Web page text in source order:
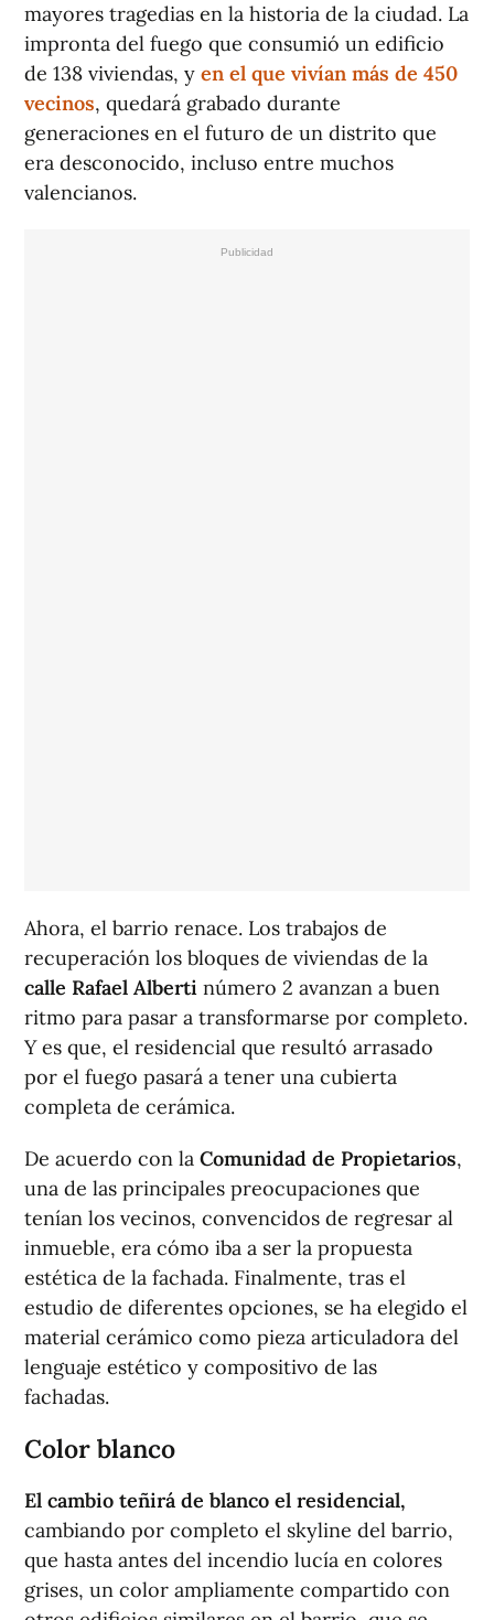
mayores tragedias en la historia de la ciudad. La
impronta del fuego que consumió un edificio
de 138 viviendas, y en el que vivían más de 450
vecinos, quedará grabado durante
generaciones en el futuro de un distrito que
era desconocido, incluso entre muchos
valencianos.
Ahora, el barrio renace. Los trabajos de
recuperación los bloques de viviendas de la
calle Rafael Alberti número 2 avanzan a buen
ritmo para pasar a transformarse por completo.
Y es que, el residencial que resultó arrasado
por el fuego pasará a tener una cubierta
completa de cerámica.
De acuerdo con la Comunidad de Propietarios,
una de las principales preocupaciones que
tenían los vecinos, convencidos de regresar al
inmueble, era cómo iba a ser la propuesta
estética de la fachada. Finalmente, tras el
estudio de diferentes opciones, se ha elegido el
material cerámico como pieza articuladora del
lenguaje estético y compositivo de las
fachadas.
Color blanco
El cambio teñirá de blanco el residencial,
cambiando por completo el skyline del barrio,
que hasta antes del incendio lucía en colores
grises, un color ampliamente compartido con